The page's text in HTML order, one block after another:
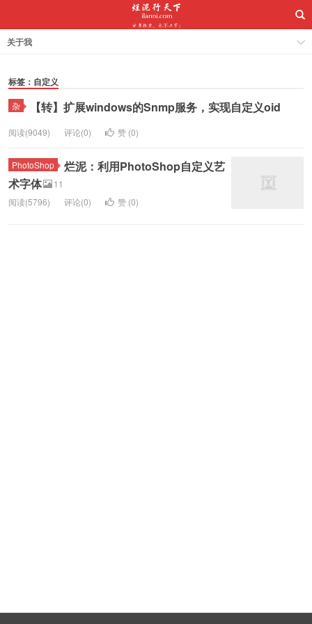
关于我
标签：自定义
杂 【转】扩展windows的Snmp服务，实现自定义oid
阅读(9049) 评论(0) 赞 (0)
PhotoShop
烂泥：利用PhotoShop自定义艺
术字体
11
阅读(5796)
评论(0) 赞 (0)